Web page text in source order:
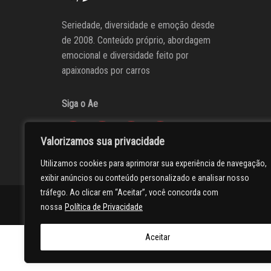
Valorizamos sua privacidade
Utilizamos cookies para aprimorar sua experiência de navegação,
exibir anúncios ou conteúdo personalizado e analisar nosso
tráfego. Ao clicar em “Aceitar”, você concorda com
nossa Política de Privacidade
Aceitar
Seriedade, diversidade e emoção desde
de 2008. Conteúdo próprio, abordagem
emocional e diversidade feito por
apaixonados por carros
Siga o Ae
AUTOentusiastas Editores